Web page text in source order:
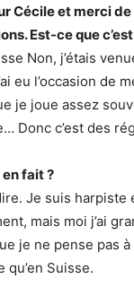
Cécile et merci
Est-ce que
Non, j’étais
eu l’occasion de
je joue assez
Donc c’est des
fait ?
Je suis
mais moi j’ai
je ne pense pas
Suisse.